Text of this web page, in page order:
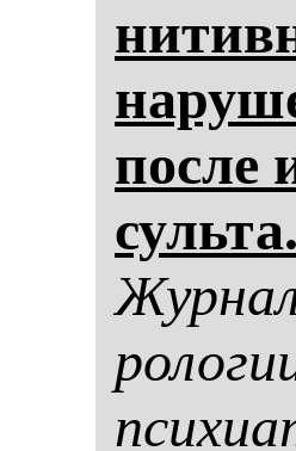
пос­ле
суль­та.